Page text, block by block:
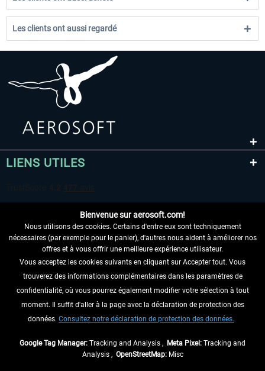
Les clients ont aussi regardé
LIENS UTILES
RENONCER AU CONTRAT ICI
INFORMATIONS
NE MANQUEZ PAS LES DERNIÈRES
Bienvenue sur aerosoft.com!
Nous utilisons des cookies. Certains d'entre eux sont techniquement
nécessaires (par exemple pour le panier), d'autres nous aident à améliorer nos
offres et à vous offrir une meilleure expérience utilisateur.
Vous acceptez les cookies suivants en cliquant sur Accepter tout. Vous
trouverez des informations complémentaires dans les paramètres de
confidentialité, où vous pourrez également modifier votre sélection à tout
moment. Il suffit d'aller à la page avec la déclaration de protection des
données. Consultez notre déclaration de protection des données.
Google Tag Manager: Tracking and Analysis , Meta Pixel: Tracking and
Analysis , OpenStreetMap:Misc